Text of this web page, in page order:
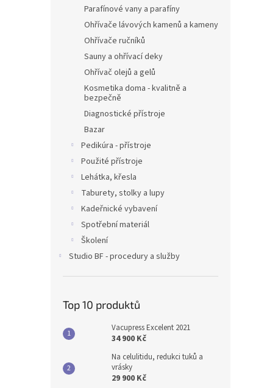
Parafínové vany a parafíny
Ohřívače lávových kamenů a kameny
Ohřívače ručníků
Sauny a ohřívací deky
Ohřívač olejů a gelů
Kosmetika doma - kvalitně a
bezpečně
Diagnostické přístroje
Bazar
Pedikúra - přístroje
Použité přístroje
Lehátka, křesla
Taburety, stolky a lupy
Kadeřnické vybavení
Spotřební materiál
Školení
Studio BF - procedury a služby
Top 10 produktů
Vacupress Excelent 2021
34 900 Kč
Na celulitidu, redukci tuků a
vrásky
29 900 Kč